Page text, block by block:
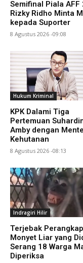
Semifinal Piala AFF
Rizky Ridho Minta
kepada Suporter
8 Agustus 2026 -09:08
Hukum Kriminal
KPK Dalami Tiga
Pertemuan
Amby dengan
Kehutanan
8 Agustus 2026 -08:13
Indragiri Hilir
Terjebak
Monyet Liar yang
Serang 18 Warga
Diperiksa